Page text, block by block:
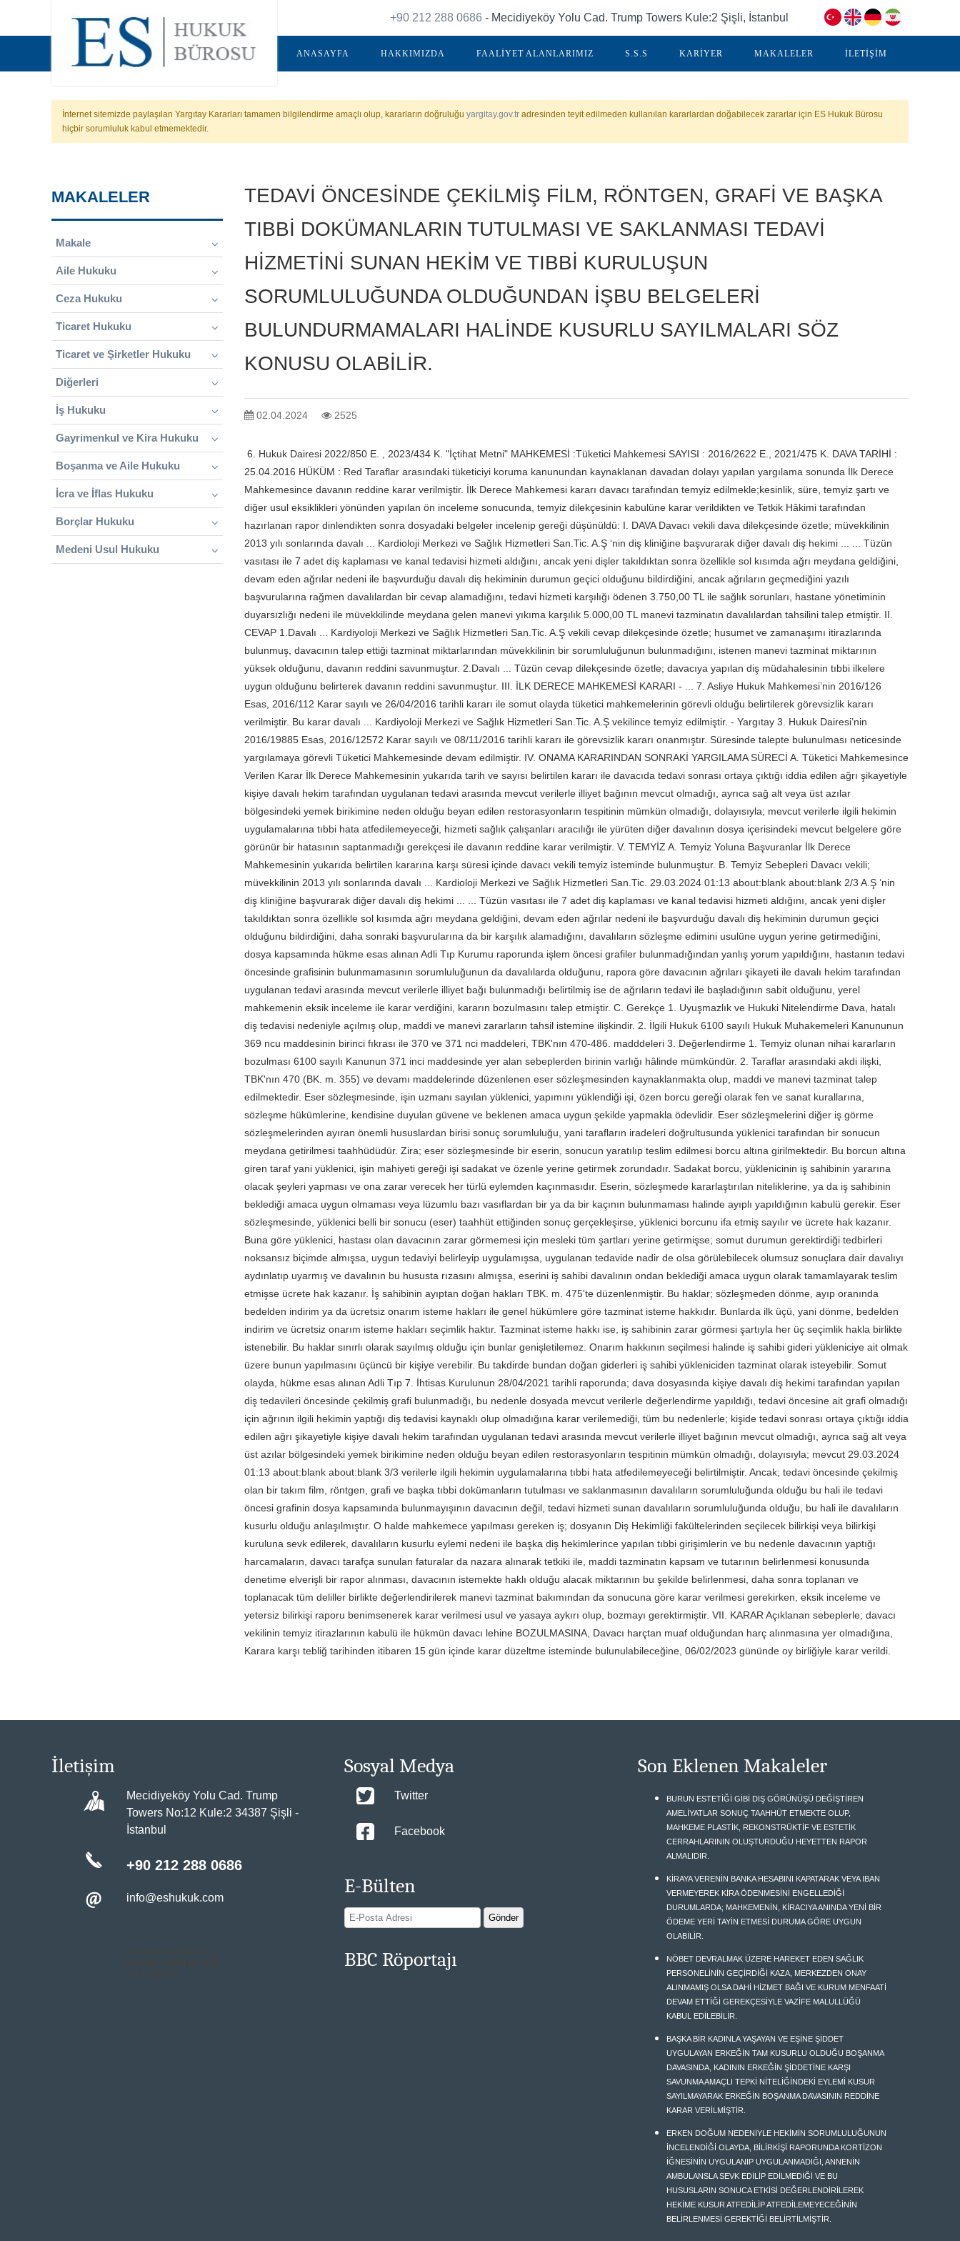
+90 212 288 0686 - Mecidiyeköy Yolu Cad. Trump Towers Kule:2 Şişli, İstanbul
ANASAYFA HAKKIMIZDA FAALİYET ALANLARIMIZ S.S.S KARİYER MAKALELER İLETİŞİM
İnternet sitemizde paylaşılan Yargıtay Kararları tamamen bilgilendirme amaçlı olup, kararların doğruluğu yargitay.gov.tr adresinden teyit edilmeden kullanılan kararlardan doğabilecek zararlar için ES Hukuk Bürosu
hiçbir sorumluluk kabul etmemektedir.
MAKALELER
Makale
Aile Hukuku
Ceza Hukuku
Ticaret Hukuku
Ticaret ve Şirketler Hukuku
Diğerleri
İş Hukuku
Gayrimenkul ve Kira Hukuku
Boşanma ve Aile Hukuku
İcra ve İflas Hukuku
Borçlar Hukuku
Medeni Usul Hukuku
TEDAVİ ÖNCESİNDE ÇEKİLMİŞ FİLM, RÖNTGEN, GRAFİ VE BAŞKA
TIBBİ DOKÜMANLARIN TUTULMASI VE SAKLANMASI TEDAVİ
HİZMETİNİ SUNAN HEKİM VE TIBBİ KURULUŞUN
SORUMLULUĞUNDA OLDUĞUNDAN İŞBU BELGELERİ
BULUNDURMAMALARI HALİNDE KUSURLU SAYILMALARI SÖZ
KONUSU OLABİLİR.
02.04.2024 2525
6. Hukuk Dairesi 2022/850 E. , 2023/434 K. "İçtihat Metni" MAHKEMESİ :Tüketici Mahkemesi SAYISI : 2016/2622 E., 2021/475 K. DAVA TARİHİ :
25.04.2016 HÜKÜM : Red Taraflar arasındaki tüketiciyi koruma kanunundan kaynaklanan davadan dolayı yapılan yargılama sonunda İlk Derece
Mahkemesince davanın reddine karar verilmiştir. İlk Derece Mahkemesi kararı davacı tarafından temyiz edilmekle;kesinlik, süre, temyiz şartı ve
diğer usul eksiklikleri yönünden yapılan ön inceleme sonucunda, temyiz dilekçesinin kabulüne karar verildikten ve Tetkik Hâkimi tarafından
hazırlanan rapor dinlendikten sonra dosyadaki belgeler incelenip gereği düşünüldü: I. DAVA Davacı vekili dava dilekçesinde özetle; müvekkilinin
2013 yılı sonlarında davalı ... Kardioloji Merkezi ve Sağlık Hizmetleri San.Tic. A.Ş ‘nin diş kliniğine başvurarak diğer davalı diş hekimi ... ... Tüzün
vasıtası ile 7 adet diş kaplaması ve kanal tedavisi hizmeti aldığını, ancak yeni dişler takıldıktan sonra özellikle sol kısımda ağrı meydana geldiğini,
devam eden ağrılar nedeni ile başvurduğu davalı diş hekiminin durumun geçici olduğunu bildirdiğini, ancak ağrıların geçmediğini yazılı
başvurularına rağmen davalılardan bir cevap alamadığını, tedavi hizmeti karşılığı ödenen 3.750,00 TL ile sağlık sorunları, hastane yönetiminin
duyarsızlığı nedeni ile müvekkilinde meydana gelen manevi yıkıma karşılık 5.000,00 TL manevi tazminatın davalılardan tahsilini talep etmiştir. II.
CEVAP 1.Davalı ... Kardiyoloji Merkezi ve Sağlık Hizmetleri San.Tic. A.Ş vekili cevap dilekçesinde özetle; husumet ve zamanaşımı itirazlarında
bulunmuş, davacının talep ettiği tazminat miktarlarından müvekkilinin bir sorumluluğunun bulunmadığını, istenen manevi tazminat miktarının
yüksek olduğunu, davanın reddini savunmuştur. 2.Davalı ... Tüzün cevap dilekçesinde özetle; davacıya yapılan diş müdahalesinin tıbbi ilkelere
uygun olduğunu belirterek davanın reddini savunmuştur. III. İLK DERECE MAHKEMESİ KARARI - ... 7. Asliye Hukuk Mahkemesi’nin 2016/126
Esas, 2016/112 Karar sayılı ve 26/04/2016 tarihli kararı ile somut olayda tüketici mahkemelerinin görevli olduğu belirtilerek görevsizlik kararı
verilmiştir. Bu karar davalı ... Kardiyoloji Merkezi ve Sağlık Hizmetleri San.Tic. A.Ş vekilince temyiz edilmiştir. - Yargıtay 3. Hukuk Dairesi’nin
2016/19885 Esas, 2016/12572 Karar sayılı ve 08/11/2016 tarihli kararı ile görevsizlik kararı onanmıştır. Süresinde talepte bulunulması neticesinde
yargılamaya görevli Tüketici Mahkemesinde devam edilmiştir. IV. ONAMA KARARINDAN SONRAKİ YARGILAMA SÜRECİ A. Tüketici Mahkemesince
Verilen Karar İlk Derece Mahkemesinin yukarıda tarih ve sayısı belirtilen kararı ile davacıda tedavi sonrası ortaya çıktığı iddia edilen ağrı şikayetiyle
kişiye davalı hekim tarafından uygulanan tedavi arasında mevcut verilerle illiyet bağının mevcut olmadığı, ayrıca sağ alt veya üst azılar
bölgesindeki yemek birikimine neden olduğu beyan edilen restorasyonların tespitinin mümkün olmadığı, dolayısıyla; mevcut verilerle ilgili hekimin
uygulamalarına tıbbi hata atfedilemeyeceği, hizmeti sağlık çalışanları aracılığı ile yürüten diğer davalının dosya içerisindeki mevcut belgelere göre
görünür bir hatasının saptanmadığı gerekçesi ile davanın reddine karar verilmiştir. V. TEMYİZ A. Temyiz Yoluna Başvuranlar İlk Derece
Mahkemesinin yukarıda belirtilen kararına karşı süresi içinde davacı vekili temyiz isteminde bulunmuştur. B. Temyiz Sebepleri Davacı vekili;
müvekkilinin 2013 yılı sonlarında davalı ... Kardioloji Merkezi ve Sağlık Hizmetleri San.Tic. 29.03.2024 01:13 about:blank about:blank 2/3 A.Ş ‘nin
diş kliniğine başvurarak diğer davalı diş hekimi ... ... Tüzün vasıtası ile 7 adet diş kaplaması ve kanal tedavisi hizmeti aldığını, ancak yeni dişler
takıldıktan sonra özellikle sol kısımda ağrı meydana geldiğini, devam eden ağrılar nedeni ile başvurduğu davalı diş hekiminin durumun geçici
olduğunu bildirdiğini, daha sonraki başvurularına da bir karşılık alamadığını, davalıların sözleşme edimini usulüne uygun yerine getirmediğini,
dosya kapsamında hükme esas alınan Adli Tıp Kurumu raporunda işlem öncesi grafiler bulunmadığından yanlış yorum yapıldığını, hastanın tedavi
öncesinde grafisinin bulunmamasının sorumluluğunun da davalılarda olduğunu, rapora göre davacının ağrıları şikayeti ile davalı hekim tarafından
uygulanan tedavi arasında mevcut verilerle illiyet bağı bulunmadığı belirtilmiş ise de ağrıların tedavi ile başladığının sabit olduğunu, yerel
mahkemenin eksik inceleme ile karar verdiğini, kararın bozulmasını talep etmiştir. C. Gerekçe 1. Uyuşmazlık ve Hukuki Nitelendirme Dava, hatalı
diş tedavisi nedeniyle açılmış olup, maddi ve manevi zararların tahsil istemine ilişkindir. 2. İlgili Hukuk 6100 sayılı Hukuk Muhakemeleri Kanununun
369 ncu maddesinin birinci fıkrası ile 370 ve 371 nci maddeleri, TBK'nın 470-486. madddeleri 3. Değerlendirme 1. Temyiz olunan nihai kararların
bozulması 6100 sayılı Kanunun 371 inci maddesinde yer alan sebeplerden birinin varlığı hâlinde mümkündür. 2. Taraflar arasındaki akdi ilişki,
TBK'nın 470 (BK. m. 355) ve devamı maddelerinde düzenlenen eser sözleşmesinden kaynaklanmakta olup, maddi ve manevi tazminat talep
edilmektedir. Eser sözleşmesinde, işin uzmanı sayılan yüklenici, yapımını yüklendiği işi, özen borcu gereği olarak fen ve sanat kurallarına,
sözleşme hükümlerine, kendisine duyulan güvene ve beklenen amaca uygun şekilde yapmakla ödevlidir. Eser sözleşmelerini diğer iş görme
sözleşmelerinden ayıran önemli hususlardan birisi sonuç sorumluluğu, yani tarafların iradeleri doğrultusunda yüklenici tarafından bir sonucun
meydana getirilmesi taahhüdüdür. Zira; eser sözleşmesinde bir eserin, sonucun yaratılıp teslim edilmesi borcu altına girilmektedir. Bu borcun altına
giren taraf yani yüklenici, işin mahiyeti gereği işi sadakat ve özenle yerine getirmek zorundadır. Sadakat borcu, yüklenicinin iş sahibinin yararına
olacak şeyleri yapması ve ona zarar verecek her türlü eylemden kaçınmasıdır. Eserin, sözleşmede kararlaştırılan niteliklerine, ya da iş sahibinin
beklediği amaca uygun olmaması veya lüzumlu bazı vasıflardan bir ya da bir kaçının bulunmaması halinde ayıplı yapıldığının kabulü gerekir. Eser
sözleşmesinde, yüklenici belli bir sonucu (eser) taahhüt ettiğinden sonuç gerçekleşirse, yüklenici borcunu ifa etmiş sayılır ve ücrete hak kazanır.
Buna göre yüklenici, hastası olan davacının zarar görmemesi için mesleki tüm şartları yerine getirmişse; somut durumun gerektirdiği tedbirleri
noksansız biçimde almışsa, uygun tedaviyi belirleyip uygulamışsa, uygulanan tedavide nadir de olsa görülebilecek olumsuz sonuçlara dair davalıyı
aydınlatıp uyarmış ve davalının bu hususta rızasını almışsa, eserini iş sahibi davalının ondan beklediği amaca uygun olarak tamamlayarak teslim
etmişse ücrete hak kazanır. İş sahibinin ayıptan doğan hakları TBK. m. 475'te düzenlenmiştir. Bu haklar; sözleşmeden dönme, ayıp oranında
bedelden indirim ya da ücretsiz onarım isteme hakları ile genel hükümlere göre tazminat isteme hakkıdır. Bunlarda ilk üçü, yani dönme, bedelden
indirim ve ücretsiz onarım isteme hakları seçimlik haktır. Tazminat isteme hakkı ise, iş sahibinin zarar görmesi şartıyla her üç seçimlik hakla birlikte
istenebilir. Bu haklar sınırlı olarak sayılmış olduğu için bunlar genişletilemez. Onarım hakkının seçilmesi halinde iş sahibi gideri yükleniciye ait olmak
üzere bunun yapılmasını üçüncü bir kişiye verebilir. Bu takdirde bundan doğan giderleri iş sahibi yükleniciden tazminat olarak isteyebilir. Somut
olayda, hükme esas alınan Adli Tıp 7. İhtisas Kurulunun 28/04/2021 tarihli raporunda; dava dosyasında kişiye davalı diş hekimi tarafından yapılan
diş tedavileri öncesinde çekilmiş grafi bulunmadığı, bu nedenle dosyada mevcut verilerle değerlendirme yapıldığı, tedavi öncesine ait grafi olmadığı
için ağrının ilgili hekimin yaptığı diş tedavisi kaynaklı olup olmadığına karar verilemediği, tüm bu nedenlerle; kişide tedavi sonrası ortaya çıktığı iddia
edilen ağrı şikayetiyle kişiye davalı hekim tarafından uygulanan tedavi arasında mevcut verilerle illiyet bağının mevcut olmadığı, ayrıca sağ alt veya
üst azılar bölgesindeki yemek birikimine neden olduğu beyan edilen restorasyonların tespitinin mümkün olmadığı, dolayısıyla; mevcut 29.03.2024
01:13 about:blank about:blank 3/3 verilerle ilgili hekimin uygulamalarına tıbbi hata atfedilemeyeceği belirtilmiştir. Ancak; tedavi öncesinde çekilmiş
olan bir takım film, röntgen, grafi ve başka tıbbi dokümanların tutulması ve saklanmasının davalıların sorumluluğunda olduğu bu hali ile tedavi
öncesi grafinin dosya kapsamında bulunmayışının davacının değil, tedavi hizmeti sunan davalıların sorumluluğunda olduğu, bu hali ile davalıların
kusurlu olduğu anlaşılmıştır. O halde mahkemece yapılması gereken iş; dosyanın Diş Hekimliği fakültelerinden seçilecek bilirkişi veya bilirkişi
kuruluna sevk edilerek, davalıların kusurlu eylemi nedeni ile başka diş hekimlerince yapılan tıbbi girişimlerin ve bu nedenle davacının yaptığı
harcamaların, davacı tarafça sunulan faturalar da nazara alınarak tetkiki ile, maddi tazminatın kapsam ve tutarının belirlenmesi konusunda
denetime elverişli bir rapor alınması, davacının istemekte haklı olduğu alacak miktarının bu şekilde belirlenmesi, daha sonra toplanan ve
toplanacak tüm deliller birlikte değerlendirilerek manevi tazminat bakımından da sonucuna göre karar verilmesi gerekirken, eksik inceleme ve
yetersiz bilirkişi raporu benimsenerek karar verilmesi usul ve yasaya aykırı olup, bozmayı gerektirmiştir. VII. KARAR Açıklanan sebeplerle; davacı
vekilinin temyiz itirazlarının kabulü ile hükmün davacı lehine BOZULMASINA, Davacı harçtan muaf olduğundan harç alınmasına yer olmadığına,
Karara karşı tebliğ tarihinden itibaren 15 gün içinde karar düzeltme isteminde bulunulabileceğine, 06/02/2023 gününde oy birliğiyle karar verildi.
İletişim
Mecidiyeköy Yolu Cad. Trump
Towers No:12 Kule:2 34387 Şişli -
İstanbul
+90 212 288 0686
info@eshukuk.com
Sosyal Medya
Twitter
Facebook
E-Bülten
BBC Röportajı
Son Eklenen Makaleler
BURUN ESTETİĞİ GİBİ DIŞ GÖRÜNÜŞÜ DEĞİŞTİREN
AMELİYATLAR SONUÇ TAAHHÜT ETMEKTE OLUP,
MAHKEME PLASTİK, REKONSTRÜKTİF VE ESTETİK
CERRAHLARININ OLUŞTURDUĞU HEYETTEN RAPOR
ALMALIDIR.
KİRAYA VERENİN BANKA HESABINI KAPATARAK VEYA IBAN
VERMEYEREK KİRA ÖDENMESİNİ ENGELLEDİĞİ
DURUMLARDA; MAHKEMENİN, KİRACIYA ANINDA YENİ BİR
ÖDEME YERİ TAYİN ETMESİ DURUMA GÖRE UYGUN
OLABİLİR.
NÖBET DEVRALMAK ÜZERE HAREKET EDEN SAĞLIK
PERSONELİNİN GEÇİRDİĞİ KAZA, MERKEZDEN ONAY
ALINMAMIŞ OLSA DAHİ HİZMET BAĞI VE KURUM MENFAATİ
DEVAM ETTİĞİ GEREKÇESİYLE VAZİFE MALULLÜĞÜ
KABUL EDİLEBİLİR.
BAŞKA BİR KADINLA YAŞAYAN VE EŞİNE ŞİDDET
UYGULAYAN ERKEĞİN TAM KUSURLU OLDUĞU BOŞANMA
DAVASINDA, KADININ ERKEĞİN ŞİDDETİNE KARŞI
SAVUNMA AMAÇLI TEPKİ NİTELİĞİNDEKİ EYLEMİ KUSUR
SAYILMAYARAK ERKEĞİN BOŞANMA DAVASININ REDDİNE
KARAR VERİLMİŞTİR.
ERKEN DOĞUM NEDENİYLE HEKİMİN SORUMLULUĞUNUN
İNCELENDİĞİ OLAYDA, BİLİRKİŞİ RAPORUNDA KORTİZON
İĞNESİNİN UYGULANIP UYGULANMADIĞI, ANNENİN
AMBULANSLA SEVK EDİLİP EDİLMEDİĞİ VE BU
HUSUSLARIN SONUCA ETKİSİ DEĞERLENDİRİLEREK
HEKİME KUSUR ATFEDİLİP ATFEDİLEMEYECEĞİNİN
BELİRLENMESİ GEREKTİĞİ BELİRTİLMİŞTİR.